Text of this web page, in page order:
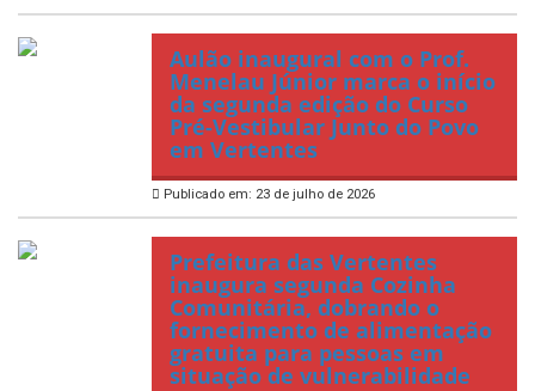
Aulão inaugural com o Prof.
Menelau Júnior marca o início
da segunda edição do Curso
Pré-Vestibular Junto do Povo
em Vertentes
Publicado em: 23 de julho de 2026
Prefeitura das Vertentes
inaugura segunda Cozinha
Comunitária, dobrando o
fornecimento de alimentação
gratuita para pessoas em
situação de vulnerabilidade